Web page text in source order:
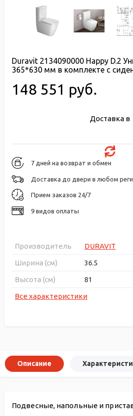
Duravit 2134090000 Happy D.2
365*630 мм в комплекте с
148 551 руб.
Доставка в
7 дней на возврат и обмен
Доставка до двери в любом
Прием заказов 24/7
9 видов оплаты
Производитель
DURAVIT
Ширина (см)
36.5
Высота (см)
81
Все характеристики
Описание
Подвесные, напольные и